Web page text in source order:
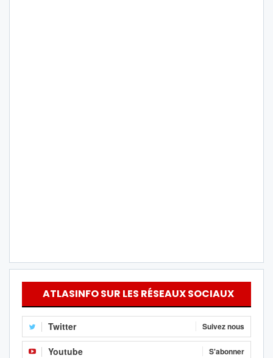
ATLASINFO SUR LES RÉSEAUX SOCIAUX
Twitter Suivez nous
Youtube S'abonner